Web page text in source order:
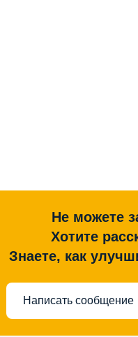
Не можете
Хотите
Знаете, как
Написать сообщение